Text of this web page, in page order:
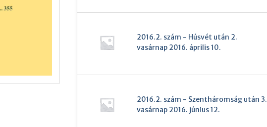
2016.2. szám - Húsvét után 2.
vasárnap 2016. április 10.
2016.2. szám - Szentháromság után 3.
vasárnap 2016. június 12.